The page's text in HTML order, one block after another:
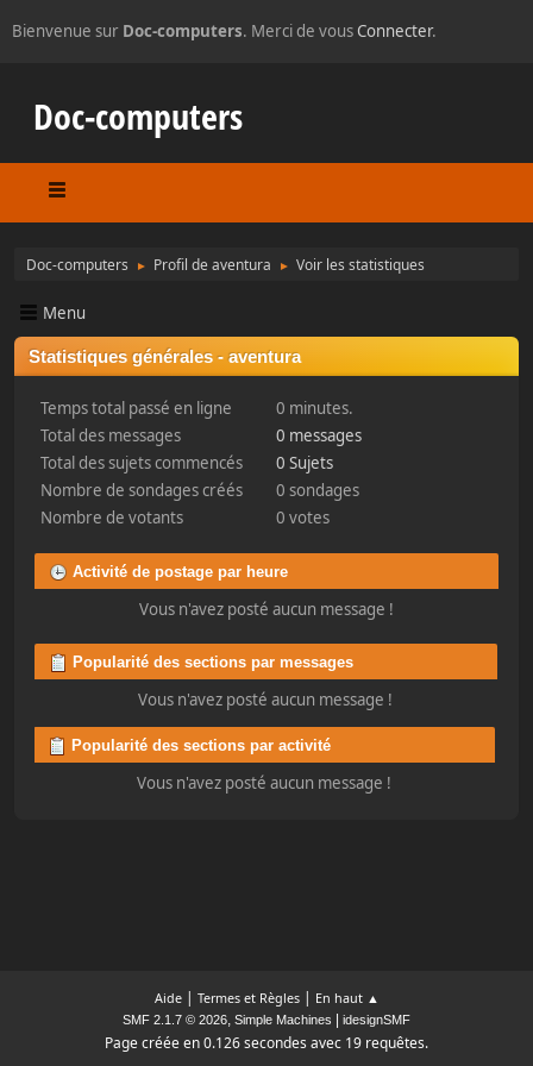
Bienvenue sur Doc-computers. Merci de vousConnecter.
Doc-computers
Doc-computers ► Profil de aventura ► Voir les statistiques
Menu
Statistiques générales - aventura
Temps total passé en ligne
0 minutes.
Total des messages
0 messages
Total des sujets commencés
0 Sujets
Nombre de sondages créés
0 sondages
Nombre de votants
0 votes
Activité de postage par heure
Vous n'avez posté aucun message !
Popularité des sections par messages
Vous n'avez posté aucun message !
Popularité des sections par activité
Vous n'avez posté aucun message !
Aide| Termes et Règles| En haut ▲
SMF 2.1.7 © 2026, Simple Machines idesignSMF
Page créée en 0.126 secondes avec 19 requêtes.